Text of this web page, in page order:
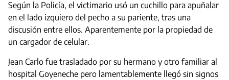
Según la Policía, el victimario usó un cuchillo para apuñalar
en el lado izquiero del pecho a su pariente, tras una
discusión entre ellos. Aparentemente por la propiedad de
un cargador de celular.
Jean Carlo fue trasladado por su hermano y otro familiar al
hospital Goyeneche pero lamentablemente llegó sin signos